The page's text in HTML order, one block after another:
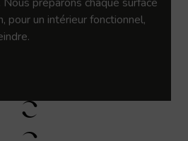
pour un intérieur fonctionnel,